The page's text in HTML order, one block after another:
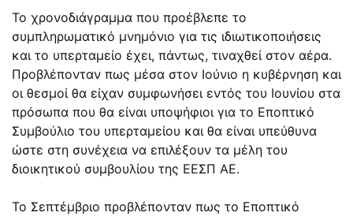
Το χρονοδιάγραμμα που προέβλεπε το
συμπληρωματικό μνημόνιο για τις ιδιωτικοποιήσεις
και το υπερταμείο έχει, πάντως, τιναχθεί στον αέρα.
Προβλέπονταν πως μέσα στον Ιούνιο η κυβέρνηση και
οι θεσμοί θα είχαν συμφωνήσει εντός του Ιουνίου στα
πρόσωπα που θα είναι υποψήφιοι για το Εποπτικό
Συμβούλιο του υπερταμείου και θα είναι υπεύθυνα
ώστε στη συνέχεια να επιλέξουν τα μέλη του
διοικητικού συμβουλίου της ΕΕΣΠ ΑΕ.
Το Σεπτέμβριο προβλέπονταν πως το Εποπτικό